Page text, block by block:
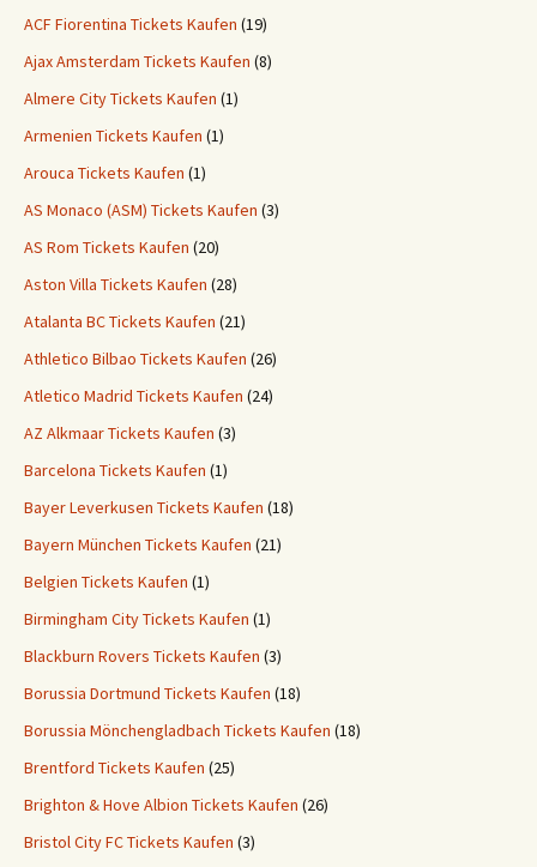
ACF Fiorentina Tickets Kaufen (19)
Ajax Amsterdam Tickets Kaufen (8)
Almere City Tickets Kaufen (1)
Armenien Tickets Kaufen (1)
Arouca Tickets Kaufen (1)
AS Monaco (ASM) Tickets Kaufen (3)
AS Rom Tickets Kaufen (20)
Aston Villa Tickets Kaufen (28)
Atalanta BC Tickets Kaufen (21)
Athletico Bilbao Tickets Kaufen (26)
Atletico Madrid Tickets Kaufen (24)
AZ Alkmaar Tickets Kaufen (3)
Barcelona Tickets Kaufen (1)
Bayer Leverkusen Tickets Kaufen (18)
Bayern München Tickets Kaufen (21)
Belgien Tickets Kaufen (1)
Birmingham City Tickets Kaufen (1)
Blackburn Rovers Tickets Kaufen (3)
Borussia Dortmund Tickets Kaufen (18)
Borussia Mönchengladbach Tickets Kaufen (18)
Brentford Tickets Kaufen (25)
Brighton & Hove Albion Tickets Kaufen (26)
Bristol City FC Tickets Kaufen (3)